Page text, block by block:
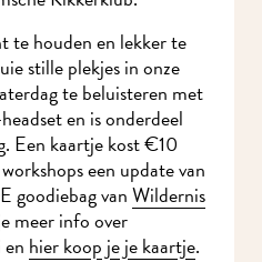
te houden en lekker te
stille plekjes in onze
te beluisteren met
en is onderdeel
Een kaartje kost €10
een update van
goodiebag vanWildernis
meer info over
hier koop je je kaartje.